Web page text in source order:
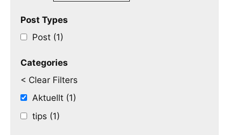
Post Types
Post (1)
Categories
< Clear Filters
Aktuellt (1)
tips (1)